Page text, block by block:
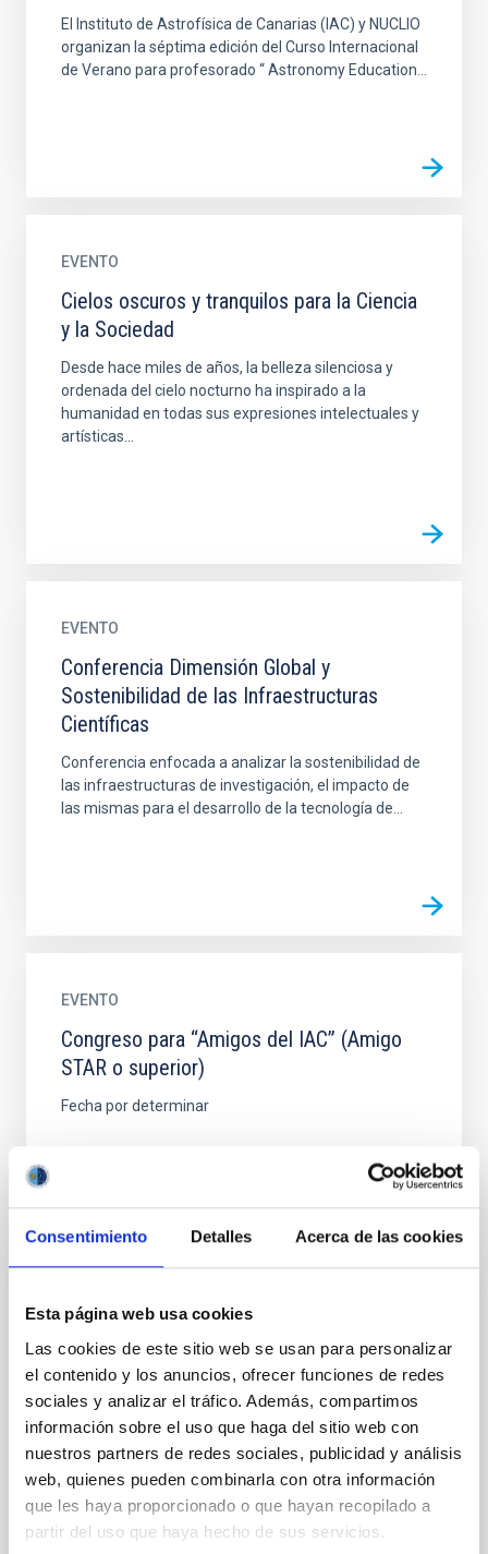
Consentimiento Detalles Acerca de las cookies
Esta página web usa cookies
Las cookies de este sitio web se usan para personalizar
el contenido y los anuncios, ofrecer funciones de redes
sociales y analizar el tráfico. Además, compartimos
información sobre el uso que haga del sitio web con
nuestros partners de redes sociales, publicidad y análisis
web, quienes pueden combinarla con otra información
que les haya proporcionado o que hayan recopilado a
partir del uso que haya hecho de sus servicios.
El Instituto de Astrofísica de Canarias (IAC) y NUCLIO
organizan la séptima edición del Curso Internacional
de Verano para profesorado “ Astronomy Education...
EVENTO
Cielos oscuros y tranquilos para la Ciencia
y la Sociedad
Desde hace miles de años, la belleza silenciosa y
ordenada del cielo nocturno ha inspirado a la
humanidad en todas sus expresiones intelectuales y
artísticas...
EVENTO
Conferencia Dimensión Global y
Sostenibilidad de las Infraestructuras
Científicas
Conferencia enfocada a analizar la sostenibilidad de
las infraestructuras de investigación, el impacto de
las mismas para el desarrollo de la tecnología de...
EVENTO
Congreso para “Amigos del IAC” (Amigo
STAR o superior)
Fecha por determinar
Curso Internacional de Verano: Astronomy
Education Adventure in the Canary Islands
El Curso Internacional de Verano Astronomy
Education Adventure in the Canary Islands mantiene
su cita anual para la formación de profesorado con
una edición...